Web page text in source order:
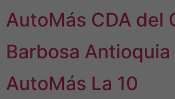
AutoMás CDA del
Barbosa Antioquia
AutoMás La 10